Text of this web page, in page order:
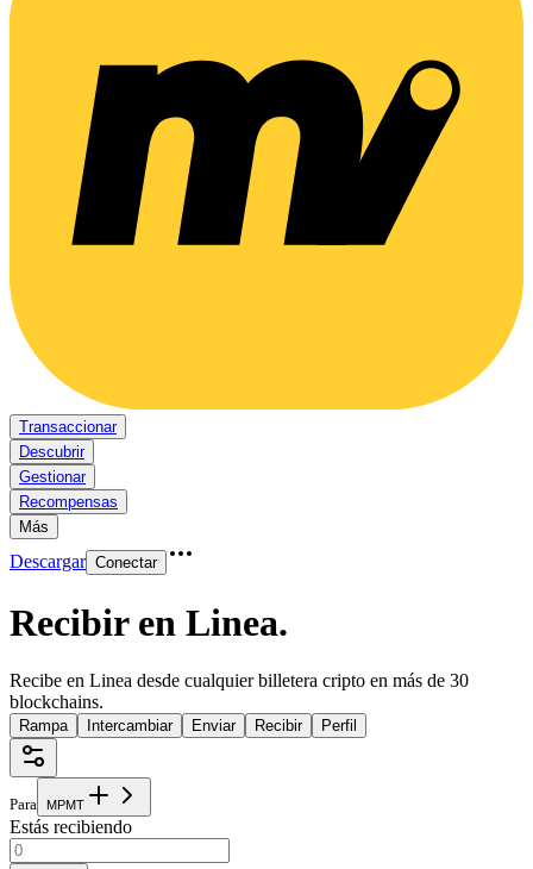
Transaccionar
Descubrir
Gestionar
Recompensas
Más
Descargar Conectar
Recibir en Linea.
Recibe en Linea desde cualquier billetera cripto en más de 30
blockchains.
Rampa Intercambiar Enviar Recibir Perfil
Para MPMT
Estás recibiendo